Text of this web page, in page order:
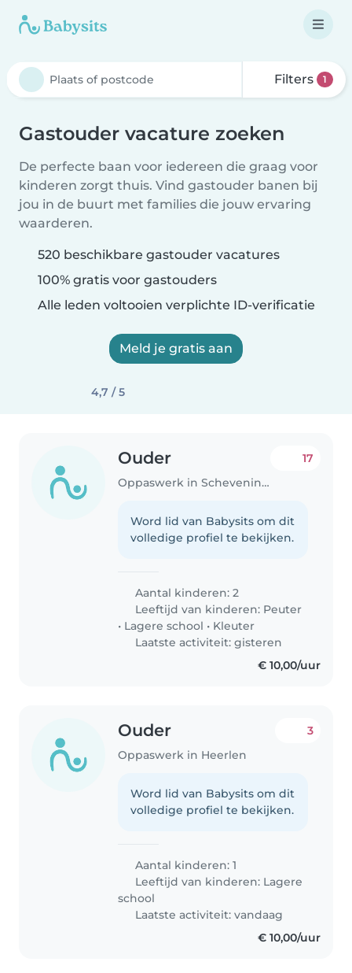
Filters 1
Gastouder vacature zoeken
De perfecte baan voor iedereen die graag voor
kinderen zorgt thuis. Vind gastouder banen bij
jou in de buurt met families die jouw ervaring
waarderen.
520 beschikbare gastouder vacatures
100% gratis voor gastouders
Alle leden voltooien verplichte ID-verificatie
Meld je gratis aan
4,7 / 5
Ouder
Oppaswerk in Scheveningen
17
Word lid van Babysits om dit
volledige profiel te bekijken.
Aantal kinderen: 2
Leeftijd van kinderen: Peuter
• Lagere school • Kleuter
Laatste activiteit: gisteren
€ 10,00/uur
Ouder
Oppaswerk in Heerlen
3
Word lid van Babysits om dit
volledige profiel te bekijken.
Aantal kinderen: 1
Leeftijd van kinderen: Lagere
school
Laatste activiteit: vandaag
€ 10,00/uur